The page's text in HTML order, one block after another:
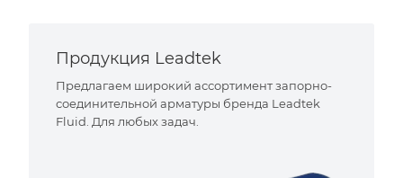
Продукция Leadtek
Предлагаем широкий ассортимент запорно-
соединительной арматуры бренда Leadtek
Fluid. Для любых задач.